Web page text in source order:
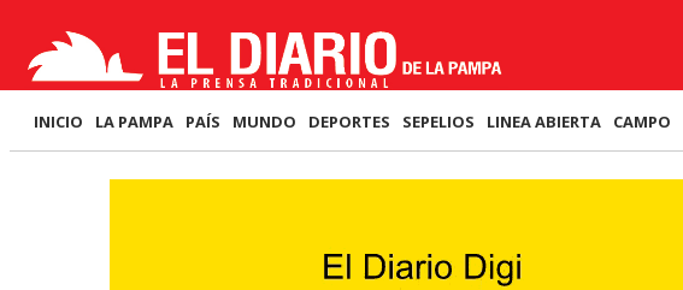
INICIO LA PAMPA PAÍS MUNDO DEPORTES SEPELIOS LINEA ABIERTA CAMPO